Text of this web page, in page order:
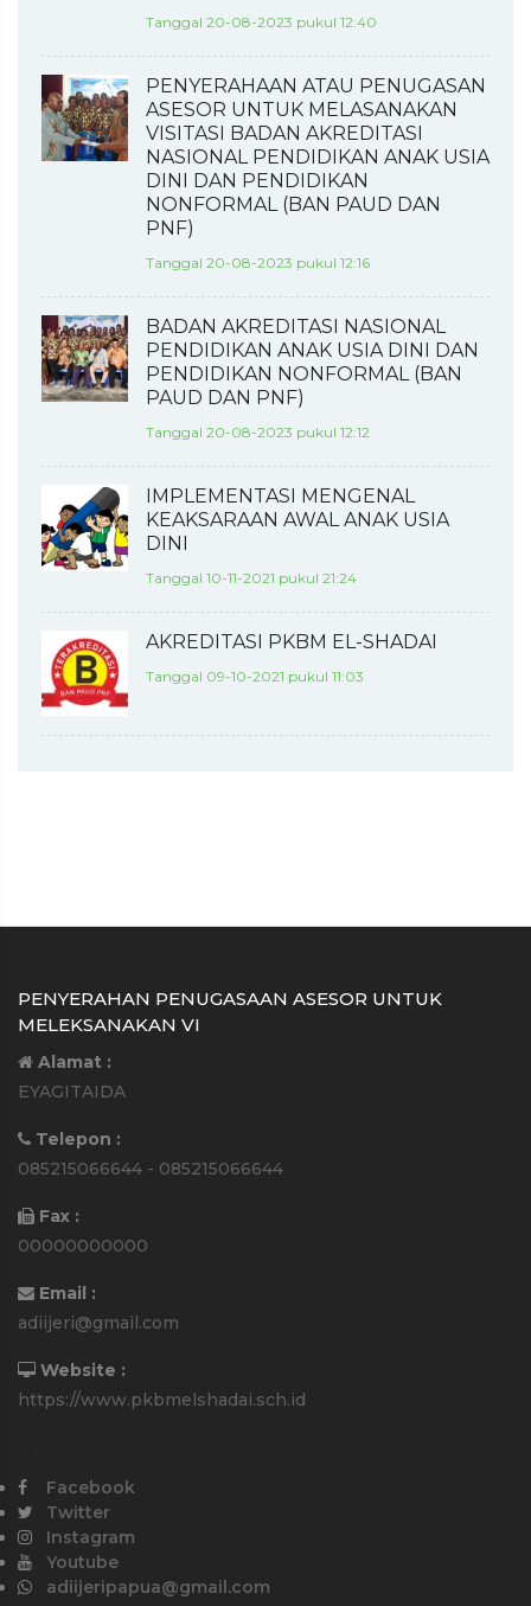
Tanggal 20-08-2023 pukul 12:40
PENYERAHAAN ATAU PENUGASAN
ASESOR UNTUK MELASANAKAN
VISITASI BADAN AKREDITASI
NASIONAL PENDIDIKAN ANAK USIA
DINI DAN PENDIDIKAN
NONFORMAL (BAN PAUD DAN
PNF)
Tanggal 20-08-2023 pukul 12:16
BADAN AKREDITASI NASIONAL
PENDIDIKAN ANAK USIA DINI DAN
PENDIDIKAN NONFORMAL (BAN
PAUD DAN PNF)
Tanggal 20-08-2023 pukul 12:12
IMPLEMENTASI MENGENAL
KEAKSARAAN AWAL ANAK USIA
DINI
Tanggal 10-11-2021 pukul 21:24
AKREDITASI PKBM EL-SHADAI
Tanggal 09-10-2021 pukul 11:03
PENYERAHAN PENUGASAAN ASESOR UNTUK
MELEKSANAKAN VI
Alamat :
EYAGITAIDA
Telepon :
085215066644 - 085215066644
Fax :
00000000000
Email :
adiijeri@gmail.com
Website :
https://www.pkbmelshadai.sch.id
Facebook
Twitter
Instagram
Youtube
adiijeripapua@gmail.com